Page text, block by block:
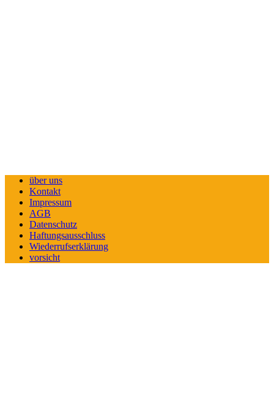
über uns
Kontakt
Impressum
AGB
Datenschutz
Haftungsausschluss
Wiederrufserklärung
vorsicht